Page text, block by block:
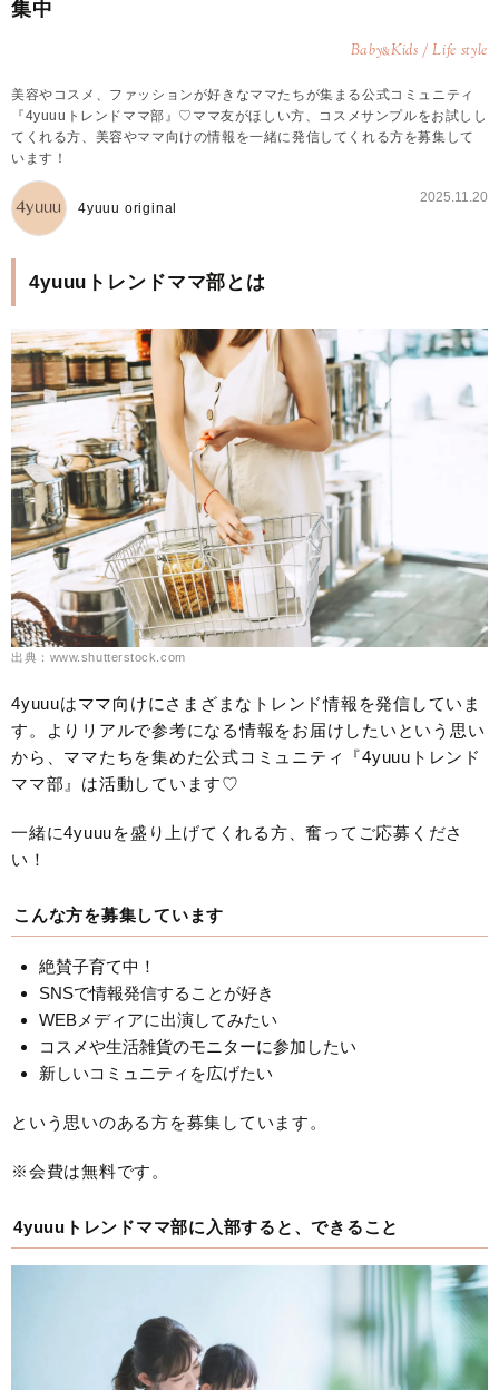
集中
Baby&Kids / Life style
美容やコスメ、ファッションが好きなママたちが集まる公式コミュニティ
『4yuuuトレンドママ部』♡ママ友がほしい方、コスメサンプルをお試しし
てくれる方、美容やママ向けの情報を一緒に発信してくれる方を募集して
います！
4yuuu original
2025.11.20
4yuuuトレンドママ部とは
出典：www.shutterstock.com
4yuuuはママ向けにさまざまなトレンド情報を発信していま
す。よりリアルで参考になる情報をお届けしたいという思い
から、ママたちを集めた公式コミュニティ『4yuuuトレンド
ママ部』は活動しています♡
一緒に4yuuuを盛り上げてくれる方、奮ってご応募くださ
い！
こんな方を募集しています
絶賛子育て中！
SNSで情報発信することが好き
WEBメディアに出演してみたい
コスメや生活雑貨のモニターに参加したい
新しいコミュニティを広げたい
という思いのある方を募集しています。
※会費は無料です。
4yuuuトレンドママ部に入部すると、できること